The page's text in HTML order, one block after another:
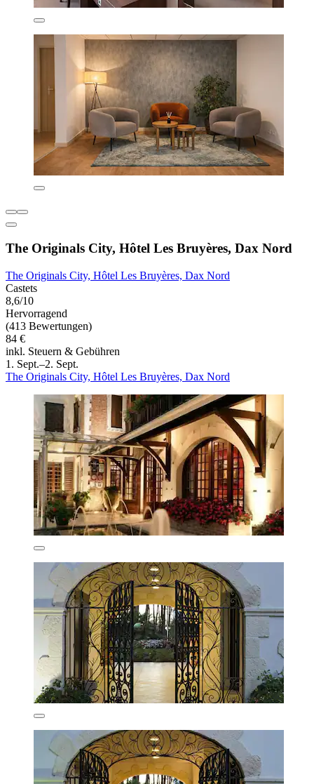
The Originals City, Hôtel Les Bruyères, Dax Nord
The Originals City, Hôtel Les Bruyères, Dax Nord
Castets
8,6/10
Hervorragend
(413 Bewertungen)
84 €
inkl. Steuern & Gebühren
1. Sept.–2. Sept.
The Originals City, Hôtel Les Bruyères, Dax Nord